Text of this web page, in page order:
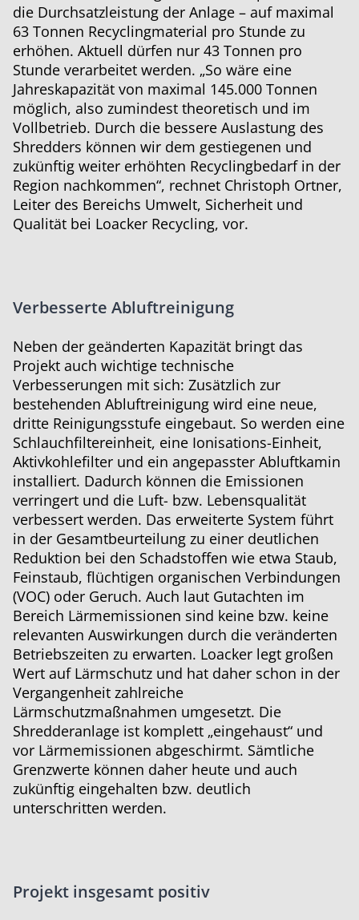
die Durchsatzleistung der Anlage – auf maximal
63 Tonnen Recyclingmaterial pro Stunde zu
erhöhen. Aktuell dürfen nur 43 Tonnen pro
Stunde verarbeitet werden. „So wäre eine
Jahreskapazität von maximal 145.000 Tonnen
möglich, also zumindest theoretisch und im
Vollbetrieb. Durch die bessere Auslastung des
Shredders können wir dem gestiegenen und
zukünftig weiter erhöhten Recyclingbedarf in der
Region nachkommen“, rechnet Christoph Ortner,
Leiter des Bereichs Umwelt, Sicherheit und
Qualität bei Loacker Recycling, vor.
Verbesserte Abluftreinigung
Neben der geänderten Kapazität bringt das
Projekt auch wichtige technische
Verbesserungen mit sich: Zusätzlich zur
bestehenden Abluftreinigung wird eine neue,
dritte Reinigungsstufe eingebaut. So werden eine
Schlauchfiltereinheit, eine Ionisations-Einheit,
Aktivkohlefilter und ein angepasster Abluftkamin
installiert. Dadurch können die Emissionen
verringert und die Luft- bzw. Lebensqualität
verbessert werden. Das erweiterte System führt
in der Gesamtbeurteilung zu einer deutlichen
Reduktion bei den Schadstoffen wie etwa Staub,
Feinstaub, flüchtigen organischen Verbindungen
(VOC) oder Geruch. Auch laut Gutachten im
Bereich Lärmemissionen sind keine bzw. keine
relevanten Auswirkungen durch die veränderten
Betriebszeiten zu erwarten. Loacker legt großen
Wert auf Lärmschutz und hat daher schon in der
Vergangenheit zahlreiche
Lärmschutzmaßnahmen umgesetzt. Die
Shredderanlage ist komplett „eingehaust“ und
vor Lärmemissionen abgeschirmt. Sämtliche
Grenzwerte können daher heute und auch
zukünftig eingehalten bzw. deutlich
unterschritten werden.
Projekt insgesamt positiv